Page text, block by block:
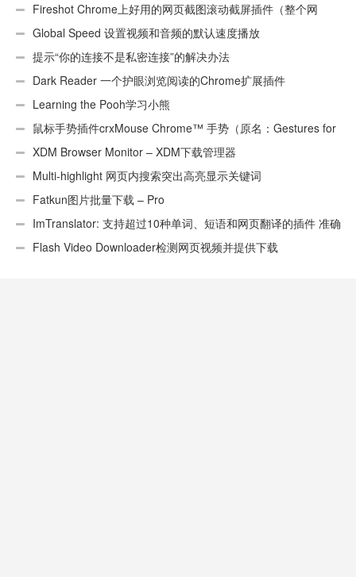
Fireshot Chrome上好用的网页截图滚动截屏插件（整个网
页）Global Speed 设置视频和音频的默认速度播放
提示“你的连接不是私密连接”的解决办法
Dark Reader 一个护眼浏览阅读的Chrome扩展插件
Learning the Pooh学习小熊
鼠标手势插件crxMouse Chrome™ 手势（原名：Gestures for
Chrome(TM)汉化版）
XDM Browser Monitor – XDM下载管理器
Multi-highlight 网页内搜索突出高亮显示关键词
Fatkun图片批量下载 – Pro
ImTranslator: 支持超过10种单词、短语和网页翻译的插件 准确
性不错Flash Video Downloader检测网页视频并提供下载